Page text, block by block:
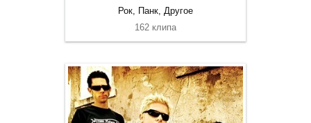
Рок, Панк, Другое
162 клипа